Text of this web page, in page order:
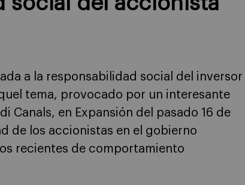
a la responsabilidad social del inversor
tema, provocado por un interesante
Canals, en Expansión del pasado 16 de
de los accionistas en el gobierno
recientes de comportamiento